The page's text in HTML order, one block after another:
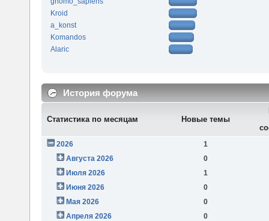
Kroid
a_konst
Komandos
Alaric
История форума
Статистика по месяцам Новые темы
2026
1
Августа 2026
0
Июля 2026
1
Июня 2026
0
Мая 2026
0
Апреля 2026
0